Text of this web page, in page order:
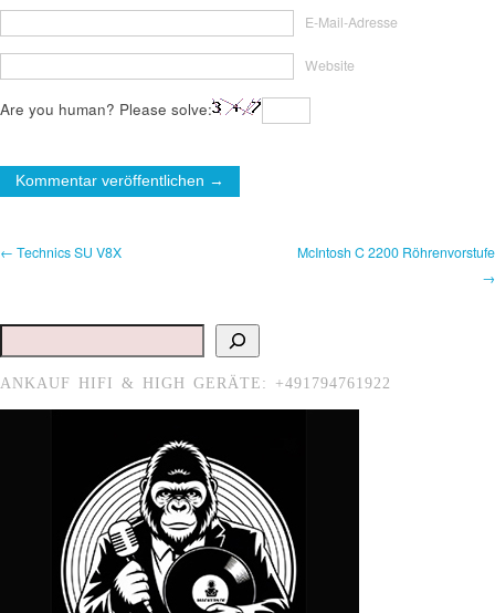
E-Mail-Adresse
Website
Are you human? Please solve:
← Technics SU V8X
McIntosh C 2200 Röhrenvorstufe
→
Suchen
ANKAUF HIFI & HIGH GERÄTE: +491794761922